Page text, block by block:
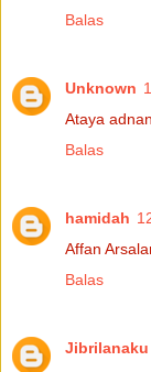
Balas
Unknown
Ataya
Balas
hamidah
Affan
Balas
Jibrilanaku